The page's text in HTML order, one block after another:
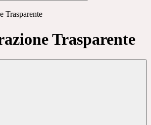
Trasparente
Trasparente